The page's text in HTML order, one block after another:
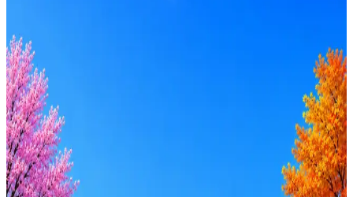
Будьте осторожны: если работодатель просит войти через
Google, iCloud или Госуслуги, прислать код или пароль,